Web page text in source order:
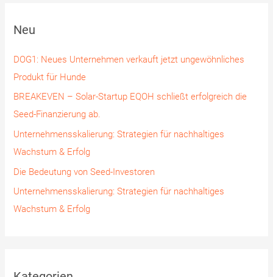
e
c
h
:
Neu
DOG1: Neues Unternehmen verkauft jetzt ungewöhnliches
Produkt für Hunde
BREAKEVEN – Solar-Startup EQOH schließt erfolgreich die
Seed-Finanzierung ab.
Unternehmensskalierung: Strategien für nachhaltiges
Wachstum & Erfolg
Die Bedeutung von Seed-Investoren
Unternehmensskalierung: Strategien für nachhaltiges
Wachstum & Erfolg